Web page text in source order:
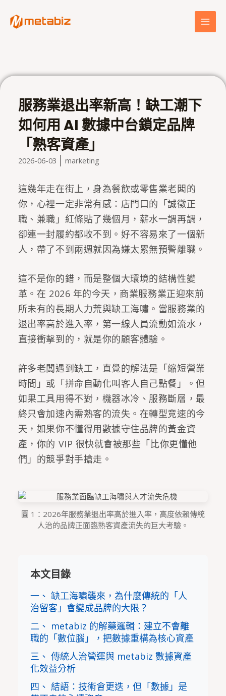
服務業退出率新高！缺工潮下
如何用 AI 數據中台鎖定品牌
「熟客資產」
2026-06-03 marketing
這幾年走在街上，身為餐飲或零售業老闆的
你，心裡一定非常有感：店門口的「誠徵正
職、兼職」紅條貼了幾個月，薪水一調再調，
卻連一封履約都收不到。好不容易來了一個新
人，帶了不到兩週就因為嫌太累無預警離職。
這不是你的錯，而是整個大環境的結構性變
革。在 2026 年的今天，商業服務業正迎來前
所未有的長期人力荒與缺工海嘯。當服務業的
退出率高於進入率，第一線人員流動如流水，
直接衝擊到的，就是你的顧客體驗。
許多老闆遇到缺工，直覺的解法是「縮短營業
時間」或「拼命自動化叫客人自己點餐」。但
如果工具用得不對，機器冰冷、服務斷層，最
終只會加速內需熟客的流失。在轉型竞速的今
天，如果你不懂得用數據守住品牌的黃金資
產，你的 VIP 很快就會被那些「比你更懂他
們」的競爭對手搶走。
圖 1：2026年服務業退出率高於進入率，高度依賴傳統
人治的品牌正面臨熟客資產流失的巨大考驗。
本文目錄
一、 缺工海嘯襲來，為什麼傳統的「人
治留客」會變成品牌的大限？
二、 metabiz 的解藥邏輯：建立不會離
職的「數位腦」，把數據重構為核心資產
三、 傳統人治營運與 metabiz 數據資產
化效益分析
四、 結語：技術會更迭，但「數據」是